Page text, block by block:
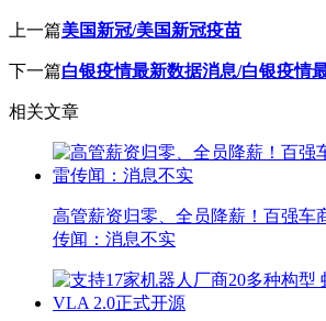
上一篇美国新冠/美国新冠疫苗
下一篇白银疫情最新数据消息/白银疫情
相关文章
高管薪资归零、全员降薪！百强车
传闻：消息不实